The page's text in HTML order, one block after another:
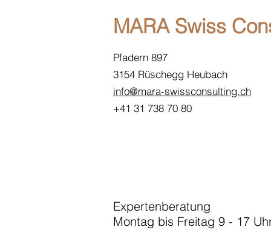
MARA Swiss
Pfadern 897
3154 Rüschegg Heubach
info@mara-swissconsulting.ch
+41 31 738 70 80
Expertenberatung
Montag bis Freitag 9 - 17